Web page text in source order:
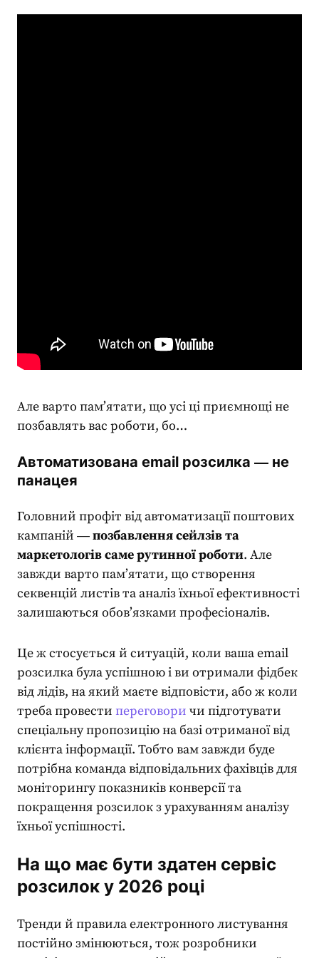
Але варто пам’ятати, що усі ці приємнощі не
позбавлять вас роботи, бо…
Автоматизована email розсилка ― не
панацея
Головний профіт від автоматизації поштових
кампаній ―позбавлення сейлзів та
маркетологів саме рутинної роботи. Але
завжди варто пам’ятати, що створення
секвенцій листів та аналіз їхньої ефективності
залишаються обов’язками професіоналів.
Це ж стосується й ситуацій, коли ваша email
розсилка була успішною і ви отримали фідбек
від лідів, на який маєте відповісти, або ж коли
треба провести переговори чи підготувати
спеціальну пропозицію на базі отриманої від
клієнта інформації. Тобто вам завжди буде
потрібна команда відповідальних фахівців для
моніторингу показників конверсії та
покращення розсилокз урахуванням аналізу
їхньої успішності.
На що має бути здатен сервіс
розсилок у 2026 році
Тренди й правила електронного листування
постійно змінюються, тож розробники